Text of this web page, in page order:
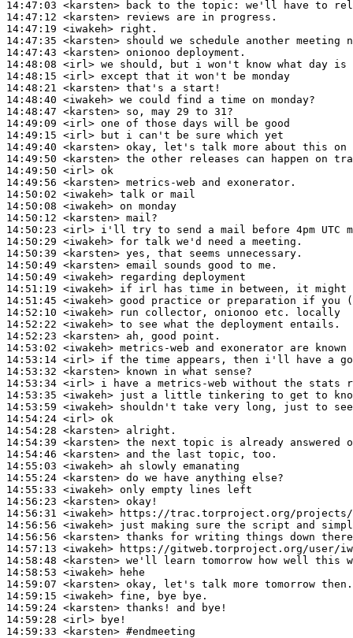
14:47:03 <karsten>
14:47:12 <karsten>
14:47:19 <iwakeh>
14:47:35 <karsten>
14:47:43 <karsten>
14:48:08 <irl>
14:48:15 <irl>
14:48:21 <karsten>
14:48:40 <iwakeh>
14:48:47 <karsten>
14:49:09 <irl>
14:49:15 <irl>
14:49:40 <karsten>
14:49:50 <karsten>
14:49:50 <irl>
14:49:56 <karsten>
14:50:02 <iwakeh>
14:50:08 <iwakeh>
14:50:12 <karsten>
14:50:23 <irl>
14:50:29 <iwakeh>
14:50:39 <karsten>
14:50:49 <karsten>
14:50:49 <iwakeh>
14:51:19 <iwakeh>
14:51:45 <iwakeh>
14:52:10 <iwakeh>
14:52:22 <iwakeh>
14:52:23 <karsten>
14:53:02 <iwakeh>
14:53:14 <irl>
14:53:32 <karsten>
14:53:34 <irl>
14:53:35 <iwakeh>
14:53:59 <iwakeh>
14:54:24 <irl>
14:54:28 <karsten>
14:54:39 <karsten>
14:54:46 <karsten>
14:55:03 <iwakeh>
14:55:24 <karsten>
14:55:33 <iwakeh>
14:56:23 <karsten>
14:56:31 <iwakeh>
14:56:56 <iwakeh>
14:56:56 <karsten>
14:57:13 <iwakeh>
14:58:48 <karsten>
14:58:53 <iwakeh>
14:59:07 <karsten>
14:59:15 <iwakeh>
14:59:24 <karsten>
14:59:28 <irl>
14:59:33 <karsten> #endmeeting